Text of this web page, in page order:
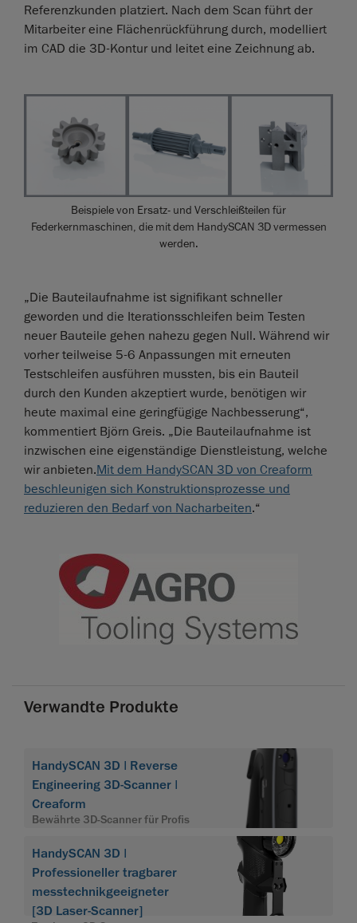
Referenzkunden platziert. Nach dem Scan führt der
Mitarbeiter eine Flächenrückführung durch, modelliert
im CAD die 3D-Kontur und leitet eine Zeichnung ab.
Beispiele von Ersatz- und Verschleißteilen für
Federkernmaschinen, die mit dem HandySCAN 3D vermessen
werden.
„Die Bauteilaufnahme ist signifikant schneller
geworden und die Iterationsschleifen beim Testen
neuer Bauteile gehen nahezu gegen Null. Während wir
vorher teilweise 5-6 Anpassungen mit erneuten
Testschleifen ausführen mussten, bis ein Bauteil
durch den Kunden akzeptiert wurde, benötigen wir
heute maximal eine geringfügige Nachbesserung“,
kommentiert Björn Greis. „Die Bauteilaufnahme ist
inzwischen eine eigenständige Dienstleistung, welche
wir anbieten.Mit dem HandySCAN 3D von Creaform
beschleunigen sich Konstruktionsprozesse und
reduzieren den Bedarf von Nacharbeiten.“
Verwandte Produkte
HandySCAN 3D | Reverse
Engineering 3D-Scanner |
Creaform
Bewährte 3D-Scanner für Profis
HandySCAN 3D |
Professioneller tragbarer
messtechnikgeeigneter
[3D Laser-Scanner]